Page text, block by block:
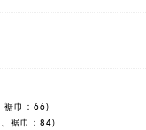
裾巾：66)
裾巾：84)